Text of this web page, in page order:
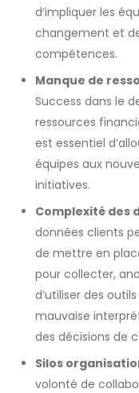
d’impliquer les
changement et
compétences.
Manque de
Success dans le
ressources
est essentiel
équipes aux
initiatives.
Complexité des
données clients
de mettre en
pour collecter,
d’utiliser des
mauvaise
des décisions de
Silos
volonté de